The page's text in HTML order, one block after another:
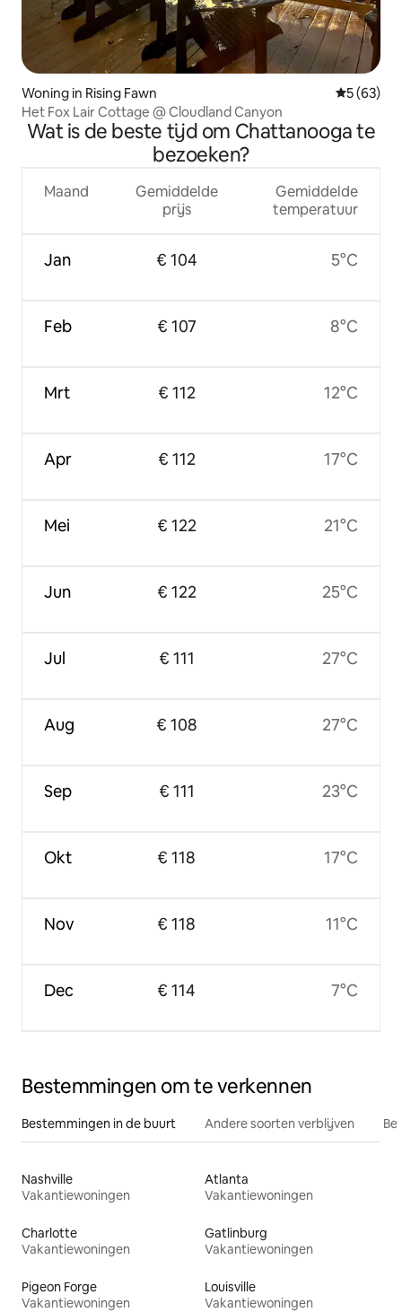
Woning in Rising Fawn
5 (63)
Het Fox Lair Cottage @ Cloudland Canyon
Wat is de beste tijd om Chattanooga te
bezoeken?
Maand
Jan
Feb
Mrt
Apr
Mei
Jun
Jul
Aug
Sep
Okt
Nov
Dec
Gemiddelde
prijs
€ 104
€ 107
€ 112
€ 112
€ 122
€ 122
€ 111
€ 108
€ 111
€ 118
€ 118
€ 114
Gemiddelde
temperatuur
5°C
8°C
12°C
17°C
21°C
25°C
27°C
27°C
23°C
17°C
11°C
7°C
Bestemmingen om te verkennen
Bestemmingen in de buurt Andere soorten verblijven
Nashville
Vakantiewoningen
Atlanta
Vakantiewoningen
Charlotte
Vakantiewoningen
Gatlinburg
Vakantiewoningen
Pigeon Forge
Vakantiewoningen
Louisville
Vakantiewoningen